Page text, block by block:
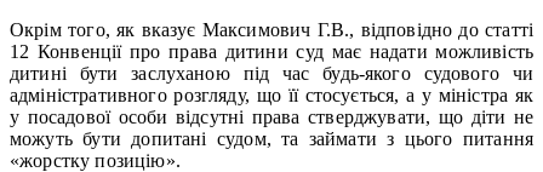
Окрім того, як вказує Максимович Г.В., відповідно до статті
12 Конвенції про права дитини суд має надати можливість
дитині бути заслуханою під час будь-якого судового чи
адміністративного розгляду, що її стосується, а у міністра як
у посадової особи відсутні права стверджувати, що діти не
можуть бути допитані судом, та займати з цього питання
«жорстку позицію».